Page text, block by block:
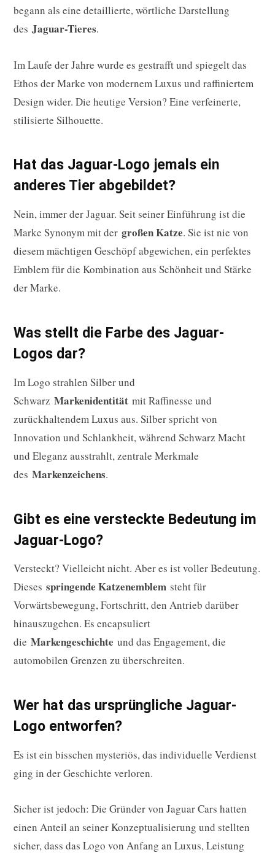
begann als eine detaillierte, wörtliche Darstellung
des Jaguar-Tieres.
Im Laufe der Jahre wurde es gestrafft und spiegelt das
Ethos der Marke von modernem Luxus und raffiniertem
Design wider. Die heutige Version? Eine verfeinerte,
stilisierte Silhouette.
Hat das Jaguar-Logo jemals ein
anderes Tier abgebildet?
Nein, immer der Jaguar. Seit seiner Einführung ist die
Marke Synonym mit der großen Katze. Sie ist nie von
diesem mächtigen Geschöpf abgewichen, ein perfektes
Emblem für die Kombination aus Schönheit und Stärke
der Marke.
Was stellt die Farbe des Jaguar-
Logos dar?
Im Logo strahlen Silber und
Schwarz Markenidentität mit Raffinesse und
zurückhaltendem Luxus aus. Silber spricht von
Innovation und Schlankheit, während Schwarz Macht
und Eleganz ausstrahlt, zentrale Merkmale
des Markenzeichens.
Gibt es eine versteckte Bedeutung im
Jaguar-Logo?
Versteckt? Vielleicht nicht. Aber es ist voller Bedeutung.
Dieses springende Katzenemblem steht für
Vorwärtsbewegung, Fortschritt, den Antrieb darüber
hinauszugehen. Es encapsuliert
die Markengeschichte und das Engagement, die
automobilen Grenzen zu überschreiten.
Wer hat das ursprüngliche Jaguar-
Logo entworfen?
Es ist ein bisschen mysteriös, das individuelle Verdienst
ging in der Geschichte verloren.
Sicher ist jedoch: Die Gründer von Jaguar Cars hatten
einen Anteil an seiner Konzeptualisierung und stellten
sicher, dass das Logo von Anfang an Luxus, Leistung